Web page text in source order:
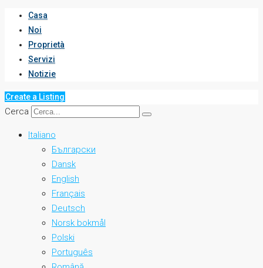
Casa
Noi
Proprietà
Servizi
Notizie
Create a Listing
Cerca
Italiano
Български
Dansk
English
Français
Deutsch
Norsk bokmål
Polski
Português